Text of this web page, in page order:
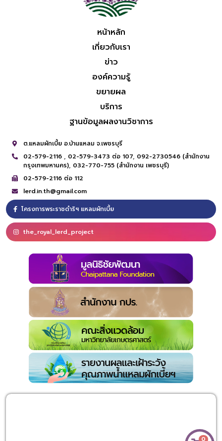
0
หน้าหลัก
เกี่ยวกับเรา
ข่าว
องค์ความรู้
ขยายผล
บริการ
ฐานข้อมูลผลงานวิชาการ
ต.แหลมผักเบี้ย อ.บ้านแหลม จ.เพชรบุรี
02-579-2116 , 02-579-3473 ต่อ 107, 092-2730546 (สำนักงาน
กรุงเทพมหานคร), 032-770-755 (สำนักงาน เพชรบุรี)
02-579-2116 ต่อ 112
lerd.in.th@gmail.com
โครงการพระราชดำริฯ แหลมผักเบี้ย
the_royal_lerd_project